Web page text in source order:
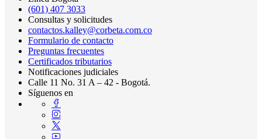
(601) 407 3033
Consultas y solicitudes
contactos.kalley@corbeta.com.co
Formulario de contacto
Preguntas frecuentes
Certificados tributarios
Notificaciones judiciales
Calle 11 No. 31 A – 42 - Bogotá.
Síguenos en